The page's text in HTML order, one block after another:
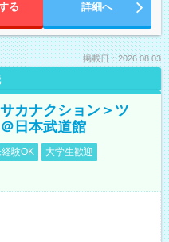
る 詳細へ
掲載日：2026.08.03
カナクション＞ツ
日本武道館
験OK
大学生歓迎